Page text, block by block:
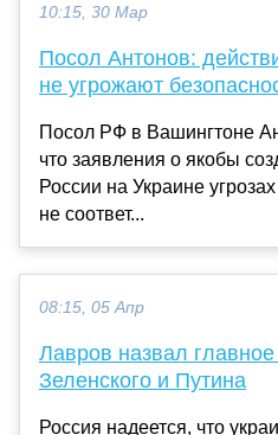
10:15, 30 Мар
Посол Антонов:
не угрожают
Посол РФ в Вашингтоне
что заявления о якобы
России на Украине
не соответ...
08:15, 05 Апр
Лавров назвал
Зеленского и Путина
Россия надеется, что